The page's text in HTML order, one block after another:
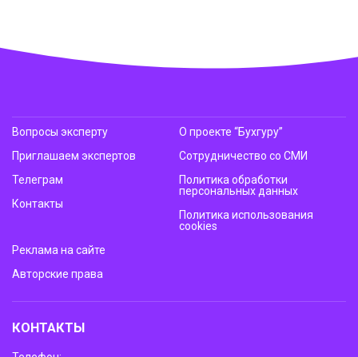
Вопросы эксперту
Приглашаем экспертов
Телеграм
Контакты
О проекте “Бухгуру”
Сотрудничество со СМИ
Политика обработки
персональных данных
Политика использования
cookies
Реклама на сайте
Авторские права
КОНТАКТЫ